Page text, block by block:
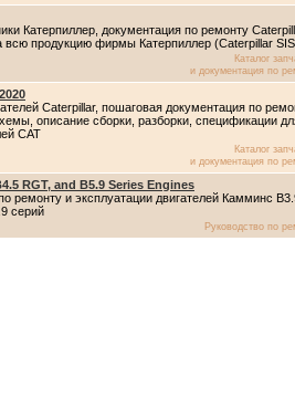
Катерпиллер, документация по ремонту
всю продукцию фирмы Катерпиллер (Caterpillar
Каталог
и документация по
Caterpillar, пошаговая документация по
описание сборки, разборки, спецификации
CAT
Каталог
и документация по
RGT, and B5.9 Series Engines
ремонту и эксплуатации двигателей Камминс
серий
Руководство по